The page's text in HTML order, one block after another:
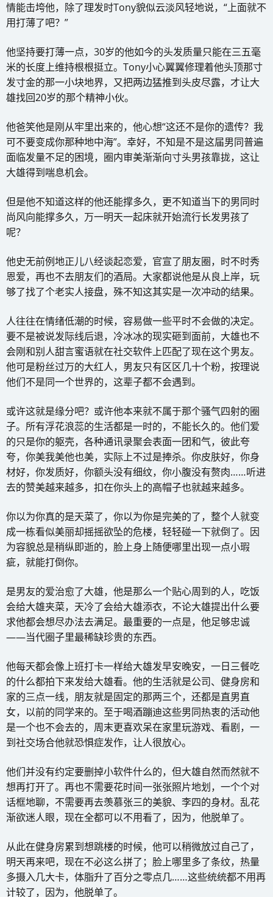
情能击垮他，除了理发时Tony貌似云淡风轻地说，“上面就不
用打薄了吧？”
他坚持要打薄一点，30岁的他如今的头发质量只能在三五毫
米的长度上维持根根挺立。Tony小心翼翼修理着他头顶那寸
发寸金的那一小块地界，又把两边猛推到头皮尽露，才让大
雄找回20岁的那个精神小伙。
他爸笑他是刚从牢里出来的，他心想“这还不是你的遗传？我
可不要变成你那种地中海”。幸好，不知是不是这届男同普遍
面临发量不足的困境，圈内审美渐渐向寸头男孩靠拢，这让
大雄得到喘息机会。
但是他不知道这样的他还能撑多久，更不知道当下的男同时
尚风向能撑多久，万一明天一起床就开始流行长发男孩了
呢？
他史无前例地正儿八经谈起恋爱，官宣了朋友圈，时不时秀
恩爱，再也不去朋友们的酒局。大家都说他是从良上岸，玩
够了找了个老实人接盘，殊不知这其实是一次冲动的结果。
人往往在情绪低潮的时候，容易做一些平时不会做的决定。
要不是被说发际线后退，冷冰冰的现实砸到面前，大雄也不
会刚和别人甜言蜜语就在社交软件上匹配了现在这个男友。
他可是粉丝过万的大红人，男友只有区区几十个粉，按理说
他们不是同一个世界的，这辈子都不会遇到。
或许这就是缘分吧？或许他本来就不属于那个骚气四射的圈
子。所有浮花浪蕊的生活都是一时的，不能长久的。他们爱
的只是你的躯壳，各种通讯录聚会表面一团和气，彼此夸
夸，你美我美他也美，实际上不过是捧杀。你皮肤好，你身
材好，你发质好，你额头没有细纹，你小腹没有赘肉……听进
去的赞美越来越多，扣在你头上的高帽子也就越来越多。
你以为你真的是天菜了，你以为你是完美的了，整个人就变
成一栋看似美丽却摇摇欲坠的危楼，轻轻碰一下就倒了。因
为容貌总是稍纵即逝的，脸上身上随便哪里出现一点小瑕
疵，就能打倒你。
是男友的爱治愈了大雄，他是那么一个贴心周到的人，吃饭
会给大雄夹菜，天冷了会给大雄添衣，不论大雄提出什么要
求他都会想尽办法去满足。最重要的一点是，他足够忠诚
——当代圈子里最稀缺珍贵的东西。
他每天都会像上班打卡一样给大雄发早安晚安，一日三餐吃
的什么都拍下来发给大雄看。他的生活就是公司、健身房和
家的三点一线，朋友就是固定的那两三个，还都是直男直
女，以前的同学来的。至于喝酒蹦迪这些男同热衷的活动他
是一个也不会去的，周末更喜欢呆在家里玩游戏、看剧，一
到社交场合他就恐惧症发作，让人很放心。
他们并没有约定要删掉小软件什么的，但大雄自然而然就不
想再打开了。再也不需要花时间一张张照片地划，一个个对
话框地聊，不需要再去羡慕张三的美貌、李四的身材。乱花
渐欲迷人眼，现在全都可以不用看了，因为，他脱单了。
从此在健身房累到想跳楼的时候，他可以稍微放过自己了，
明天再来吧，现在不必这么拼了；脸上哪里多了条纹，热量
多摄入几大卡，体脂升了百分之零点几……这些统统都不用再
计较了，因为，他脱单了。